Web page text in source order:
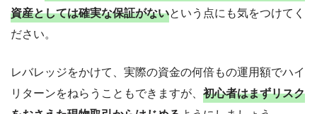
資産としては確実な保証がないという点にも気をつけてく
ださい。
レバレッジをかけて、実際の資金の何倍もの運用額でハイ
リターンをねらうこともできますが、 初心者はまずリスク